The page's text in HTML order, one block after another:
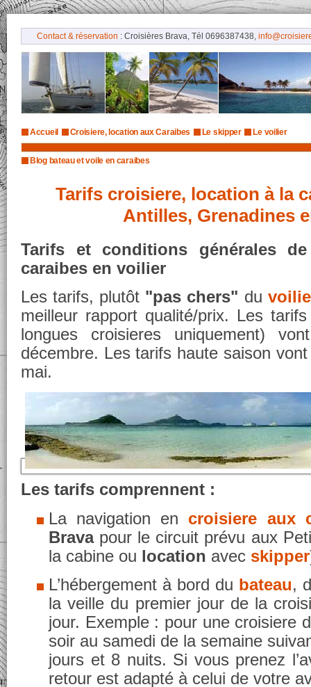
Contact & réservation : Croisières Brava, Tél 0696387438,
Accueil Croisiere, location aux Caraibes Le skipper Le voilier
Blog bateau et voile en caraibes
Tarifs croisiere, location à la
Antilles, Grenadines
Tarifs et conditions générales
caraibes en voilier
Les tarifs, plutôt "pas chers" du
meilleur rapport qualité/prix. Les
longues croisieres uniquement)
décembre. Les tarifs haute saison
mai.
Les tarifs comprennent :
La navigation en croisiere aux
Bravapour le circuit prévu aux
la cabine ou location avec skipper
L’hébergement à bord du bateau,
la veille du premier jour de la
jour. Exemple : pour une croisiere
soir au samedi de la semaine
jours et 8 nuits. Si vous prenez
retour est adapté à celui de votre